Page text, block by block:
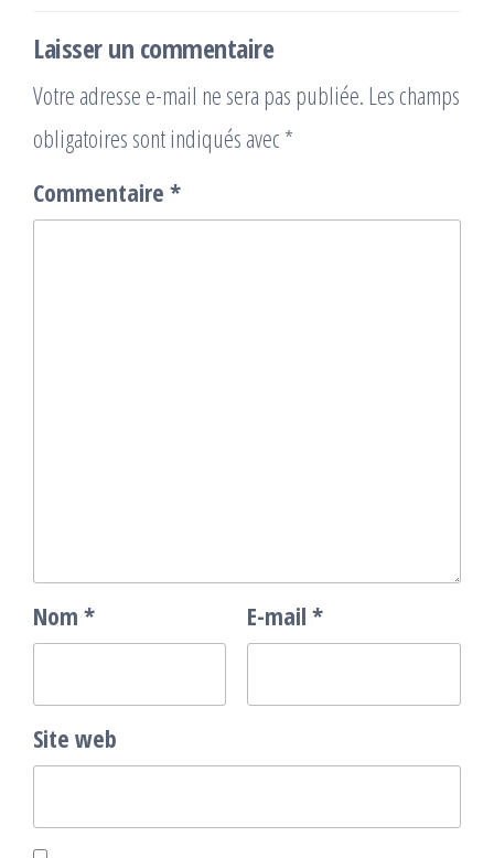
Laisser un commentaire
Votre adresse e-mail ne sera pas publiée. Les champs
obligatoires sont indiqués avec *
Commentaire *
Nom * E-mail *
Site web